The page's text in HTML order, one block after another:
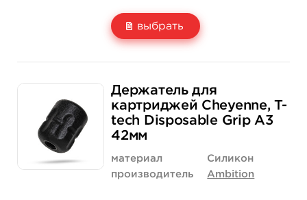
выбрать
Количество
400 руб.
купить
Держатель для
картриджей Cheyenne, T-
tech Disposable Grip A3
42мм
материал
Силикон
производитель
Ambition